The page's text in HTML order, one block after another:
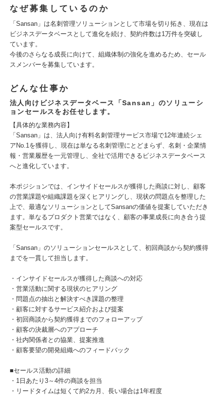
なぜ募集しているのか
「Sansan」は名刺管理ソリューションとして市場を切り拓き、現在は
ビジネスデータベースとして進化を続け、契約件数は1万件を突破し
ています。
今後のさらなる成長に向けて、組織体制の強化を進めるため、セール
スメンバーを募集しています。
どんな仕事か
法人向けビジネスデータベース「Sansan」のソリューシ
ョンセールスをお任せします。
【具体的な業務内容】
「Sansan」は、法人向け有料名刺管理サービス市場で12年連続シェ
アNo.1を獲得し、現在は単なる名刺管理にとどまらず、名刺・企業情
報・営業履歴を一元管理し、全社で活用できるビジネスデータベース
へと進化しています。
本ポジションでは、インサイドセールスが獲得した商談に対し、顧客
の営業課題や組織課題を深くヒアリングし、現状の問題点を整理した
上で、最適なソリューションとしてSansanの価値を提案していただき
ます。単なるプロダクト営業ではなく、顧客の事業成長に向き合う提
案型セールスです。
「Sansan」のソリューションセールスとして、初回商談から契約獲得
までを一貫して担当します。
・インサイドセールスが獲得した商談への対応
・営業活動に関する現状のヒアリング
・問題点の抽出と解決すべき課題の整理
・顧客に対するサービス紹介および提案
・初回商談から契約獲得までのフォローアップ
・顧客の決裁層へのアプローチ
・社内関係者との協業、提案推進
・顧客要望の開発組織へのフィードバック
■セールス活動の詳細
・1日あたり3～4件の商談を担当
・リードタイムは短くて約2カ月、長い場合は1年程度